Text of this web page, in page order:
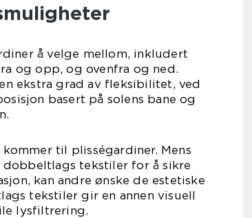
å velge mellom, inkludert
og opp, og ovenfra og ned.
ekstra grad av fleksibilitet, ved
basert på solens bane og
til plisségardiner. Mens
tekstiler for å sikre
kan andre ønske de estetiske
tekstiler gir en annen visuell
lysfiltrering.